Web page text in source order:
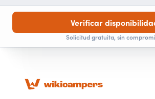
Verificar
Solicitud gratuita, sin